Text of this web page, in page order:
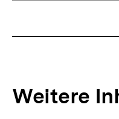
Weitere